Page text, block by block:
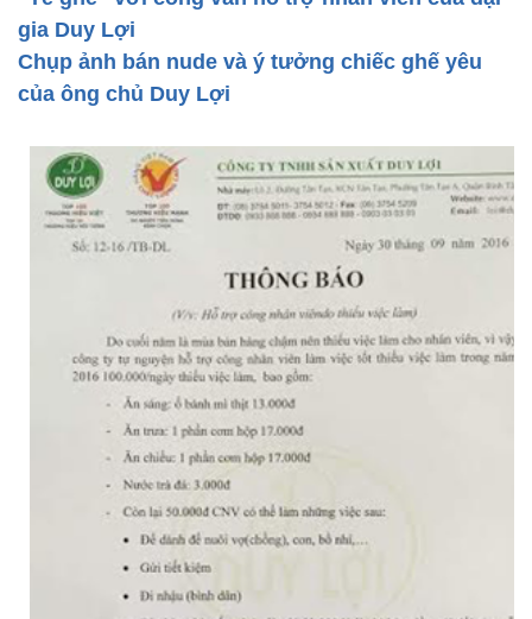
gia Duy Lợi
Chụp ảnh bán nude và ý tưởng chiếc ghế yêu
của ông chủ Duy Lợi